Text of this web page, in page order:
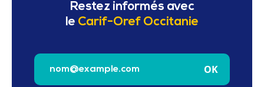
Restez informés avec
le Carif-Oref Occitanie
Saisissez votre e-mail pour vous inscrire à la
OK